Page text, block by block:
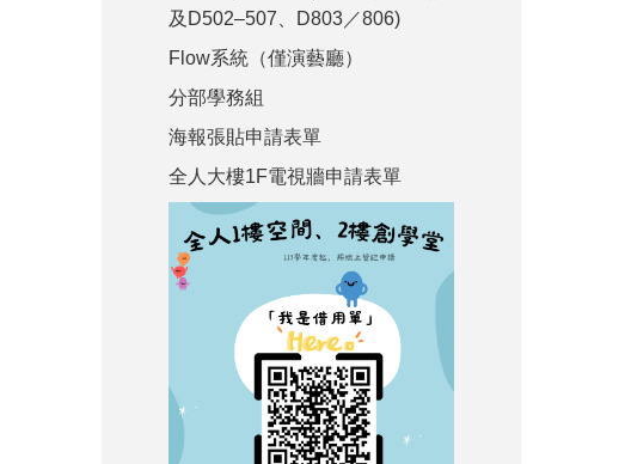
及D502–507、D803／806)
Flow系統（僅演藝廳）
分部學務組
海報張貼申請表單
全人大樓1F電視牆申請表單